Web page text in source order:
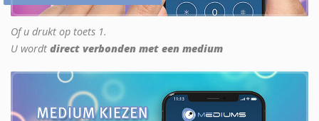
Of u drukt op toets 1.
U wordt direct verbonden met een medium